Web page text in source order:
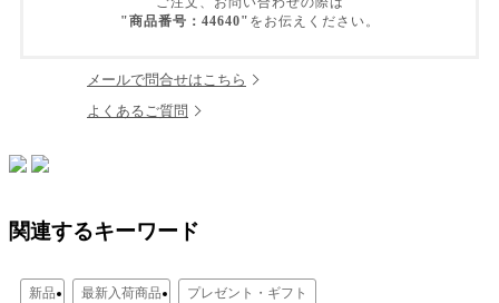
"商品番号：44640" をお伝えください。
メールで問合せはこちら
よくあるご質問
関連するキーワード
新品 最新入荷商品 プレゼント・ギフト